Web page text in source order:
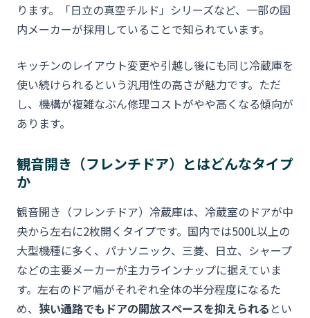
ります。「日立の真空チルド」シリーズなど、一部の国
内メーカーが採用していることで知られています。
キッチンのレイアウト変更や引越し後にも同じ冷蔵庫を
使い続けられるという汎用性の高さが魅力です。ただ
し、機構が複雑なぶん修理コストがやや高くなる傾向が
あります。
観音開き（フレンチドア）とはどんなタイプ
か
観音開き（フレンチドア）冷蔵庫は、冷蔵室のドアが中
央から左右に2枚開くタイプです。国内では500L以上の
大型機種に多く、パナソニック、三菱、日立、シャープ
などの主要メーカーが主力ラインナップに据えていま
す。左右のドア幅がそれぞれ全体の半分程度になるた
め、 狭い通路でもドアの開放スペースを抑えられる とい